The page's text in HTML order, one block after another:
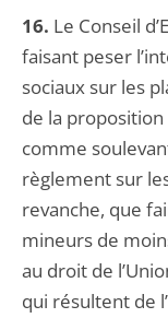
16. Le Conseil
faisant peser
sociaux sur les
de la
comme
règlement sur
revanche, que
mineurs de
au droit de
qui résultent de